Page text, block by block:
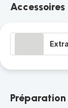
Accessoires
Préparation